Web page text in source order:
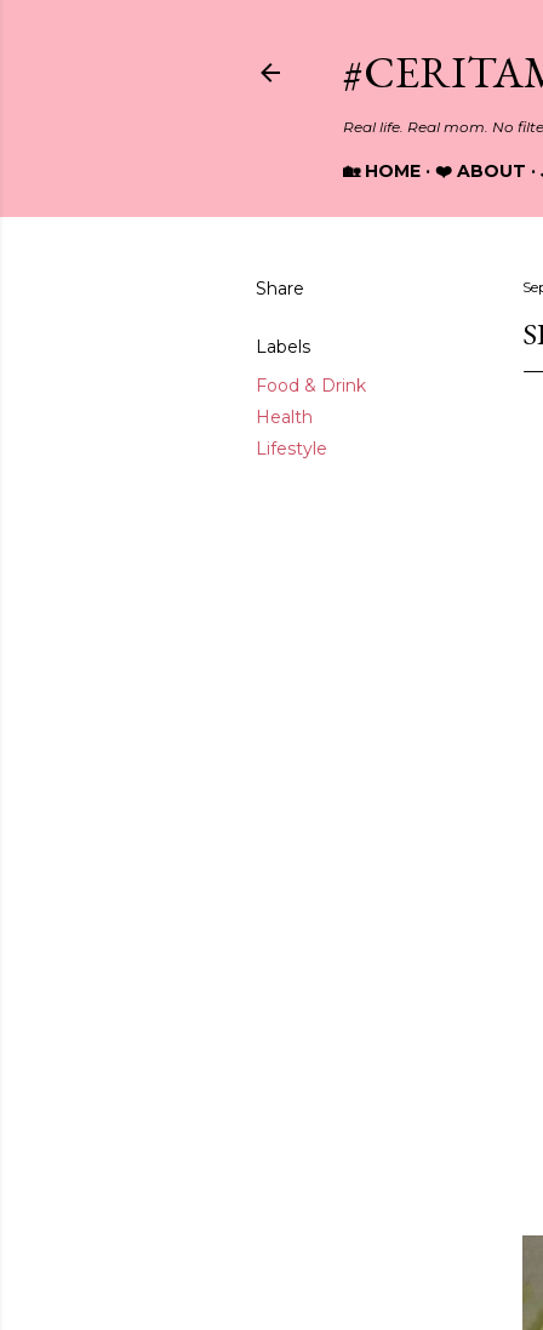
Real life. Real mom. No
🏡 HOME ❤️ ABOUT
Share
Labels
Food & Drink
Health
Lifestyle